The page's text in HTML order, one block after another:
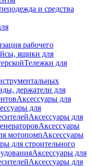
и средства
рабочего
ящики для
Тележки для
держатели для
Аксессуары для
для
Аксессуары для
Аксессуары
мотопомпАксессуары
для строительного
Аксессуары для
Аксессуары для